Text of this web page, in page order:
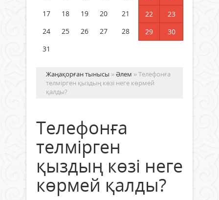
17
18 19 20 21 22
23
24
25 26 27 28 29
30
31
Жаңақорған тынысы »Әлем » Телефонға
телмірген қыздың көзі неге көрмей
қалды?
Телефонға
телмірген
қыздың көзі неге
көрмей қалды?